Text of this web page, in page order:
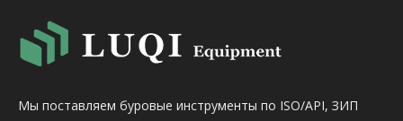
Мы поставляем буровые инструменты по ISO/API, ЗИП